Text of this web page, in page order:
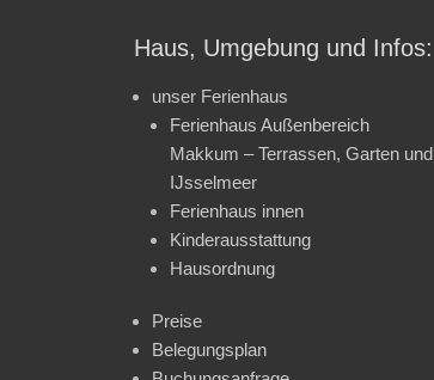
Haus, Umgebung und Infos:
unser Ferienhaus
Ferienhaus Außenbereich
Makkum – Terrassen, Garten und
IJsselmeer
Ferienhaus innen
Kinderausstattung
Hausordnung
Preise
Belegungsplan